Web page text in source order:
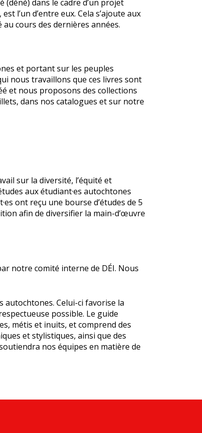
(déné) dans le cadre d’un projet
l’un d’entre eux. Cela s’ajoute aux
cours des dernières années.
et portant sur les peuples
nous travaillons que ces livres sont
et nous proposons des collections
dans nos catalogues et sur notre
sur la diversité, l’équité et
aux étudiant·es autochtones
ont reçu une bourse d’études de 5
afin de diversifier la main-d’œuvre
notre comité interne de DÉI. Nous
Celui-ci favorise la
possible. Le guide
métis et inuits, et comprend des
et stylistiques, ainsi que des
nos équipes en matière de